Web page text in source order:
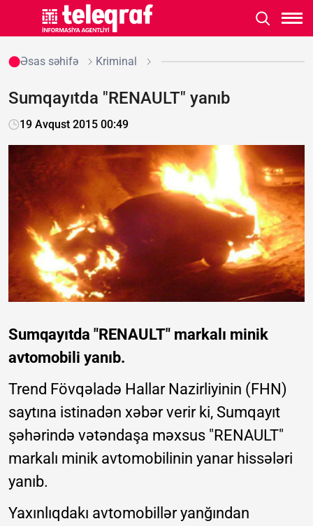
Əsas səhifə Kriminal
Sumqayıtda "RENAULT" yanıb
19 Avqust 2015 00:49
Sumqayıtda "RENAULT" markalı minik
avtomobili yanıb.
Trend Fövqəladə Hallar Nazirliyinin (FHN)
saytına istinadən xəbər verir ki, Sumqayıt
şəhərində vətəndaşa məxsus "RENAULT"
markalı minik avtomobilinin yanar hissələri
yanıb.
Yaxınlıqdakı avtomobillər yanğından